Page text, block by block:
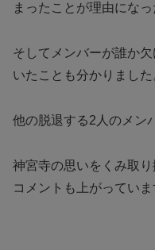
まったことが理由になっ
そしてメンバーが誰か
いたことも分かりました
他の脱退する2人のメン
神宮寺の思いをくみ取
コメントも上がっていま